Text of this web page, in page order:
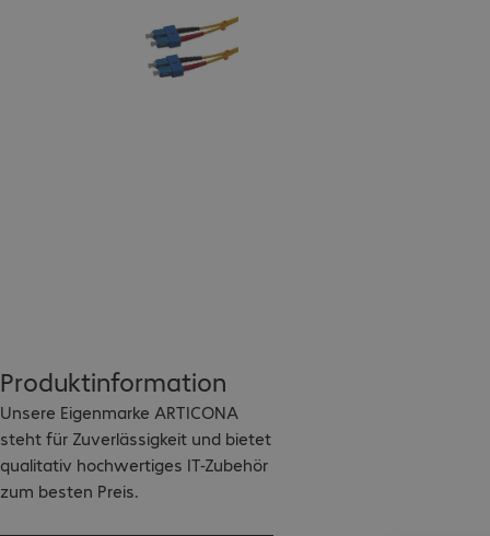
Produktinformation
Unsere Eigenmarke ARTICONA
steht für Zuverlässigkeit und bietet
qualitativ hochwertiges IT-Zubehör
zum besten Preis.